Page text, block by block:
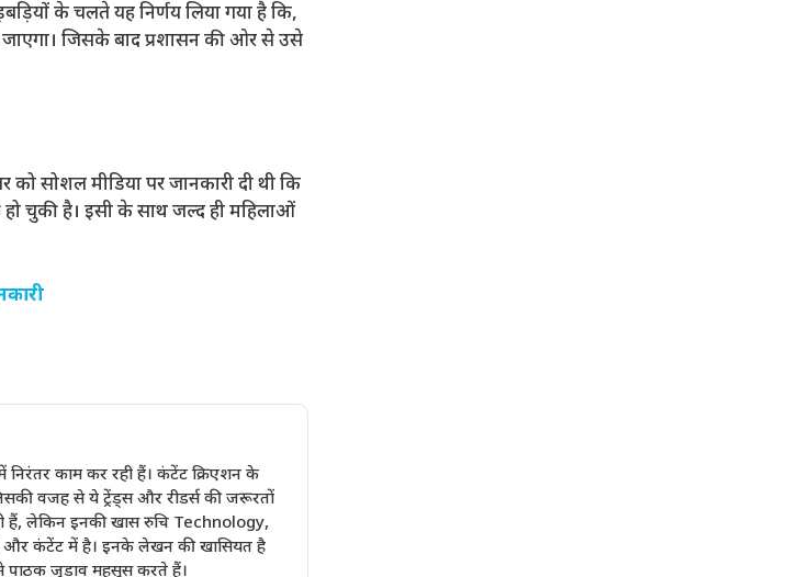
के चलते यह निर्णय लिया गया है कि,
जिसके बाद प्रशासन की ओर से उसे
सोशल मीडिया पर जानकारी दी थी कि
चुकी है। इसी के साथ जल्द ही महिलाओं
में निरंतर काम कर रही हैं। कंटेंट क्रिएशन के
वजह से ये ट्रेंड्स और रीडर्स की जरूरतों
हैं, लेकिन इनकी खास रुचि Technology,
कंटेंट में है। इनके लेखन की खासियत है
पाठक जुड़ाव महसूस करते हैं।